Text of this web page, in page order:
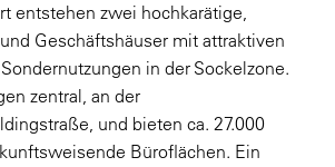
entstehen zwei hochkarätige,
Geschäftshäuser mit attraktiven
in der Sockelzone.
zentral, an der
und bieten ca. 27.000
Büroflächen. Ein